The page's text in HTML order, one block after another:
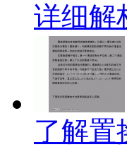
详细解
了解置